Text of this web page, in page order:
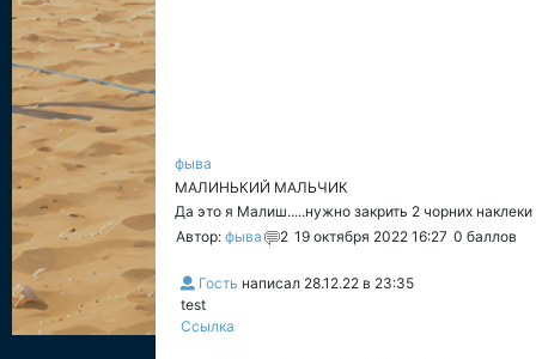
фыва
МАЛИНЬКИЙ МАЛЬЧИК
Да это я Малиш.....нужно закрить 2 чорних
Автор: фыва 2 19 октября 2022 16:27 0 баллов
Гость написал 28.12.22 в 23:35
test
Ссылка